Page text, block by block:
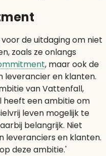
de uitdaging om niet
zoals ze onlangs
, maar ook de
leverancier en klanten.
van Vattenfall,
een ambitie om
leven mogelijk te
belangrijk. Niet
leveranciers en klanten.
deze ambitie.'